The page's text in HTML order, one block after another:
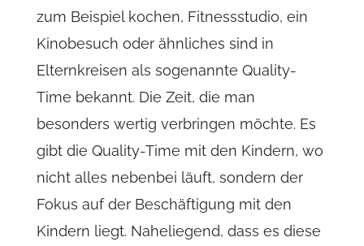
zum Beispiel kochen, Fitnessstudio, ein
Kinobesuch oder ähnliches sind in
Elternkreisen als sogenannte Quality-
Time bekannt. Die Zeit, die man
besonders wertig verbringen möchte. Es
gibt die Quality-Time mit den Kindern, wo
nicht alles nebenbei läuft, sondern der
Fokus auf der Beschäftigung mit den
Kindern liegt. Naheliegend, dass es diese